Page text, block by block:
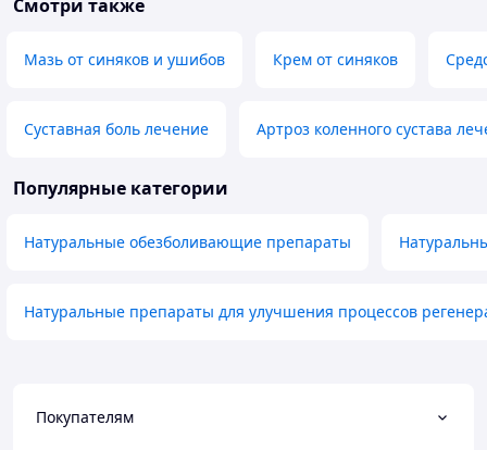
Смотри также
Мазь от синяков и ушибов Крем от синяков
Суставная боль лечение Артроз коленного сустава
Популярные категории
Натуральные обезболивающие препараты
Натуральные препараты для улучшения процессов
Покупателям